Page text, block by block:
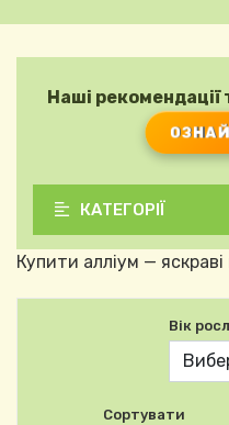
Наші
КАТЕГОРІЇ
Купити алліум —
Вік
Сортувати